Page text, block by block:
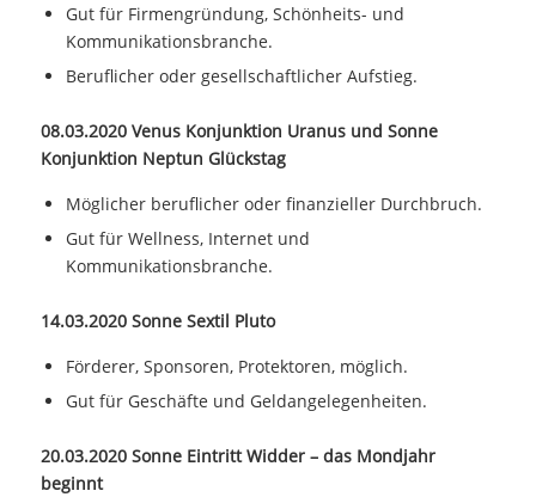
Gut für Firmengründung, Schönheits- und
Kommunikationsbranche.
Beruflicher oder gesellschaftlicher Aufstieg.
08.03.2020 Venus Konjunktion Uranus und Sonne
Konjunktion Neptun Glückstag
Möglicher beruflicher oder finanzieller Durchbruch.
Gut für Wellness, Internet und
Kommunikationsbranche.
14.03.2020 Sonne Sextil Pluto
Förderer, Sponsoren, Protektoren, möglich.
Gut für Geschäfte und Geldangelegenheiten.
20.03.2020 Sonne Eintritt Widder – das Mondjahr
beginnt